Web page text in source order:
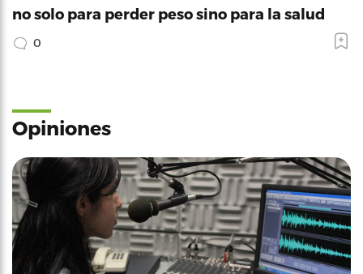
no solo para perder peso sino para la salud
0
Opiniones